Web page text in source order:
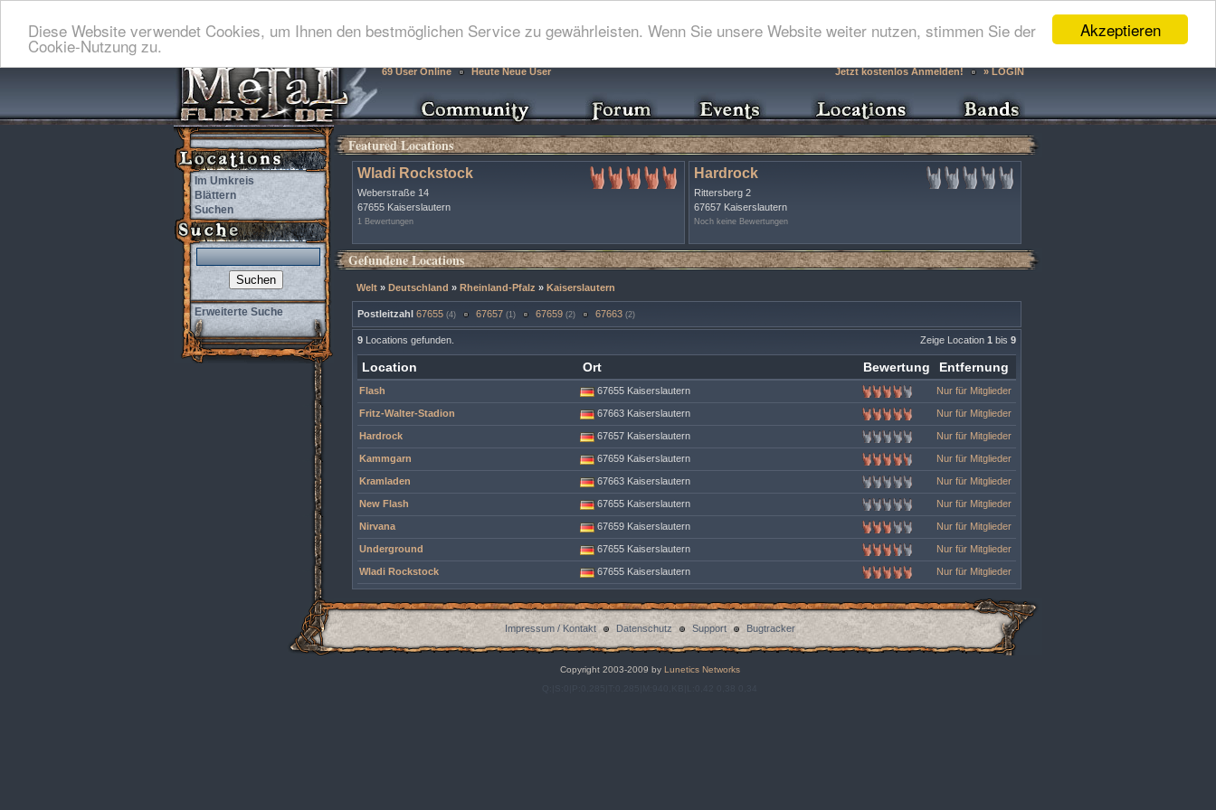
Akzeptieren
Diese Website verwendet Cookies, um Ihnen den bestmöglichen Service zu gewährleisten. Wenn Sie unsere Website weiter nutzen, stimmen Sie der
Cookie-Nutzung zu.
69 User Online Heute Neue User Jetzt kostenlos Anmelden! » LOGIN
Im Umkreis
Blättern
Suchen
Erweiterte Suche
Featured Locations
Wladi Rockstock
Weberstraße 14
67655 Kaiserslautern
1 Bewertungen
Hardrock
Rittersberg 2
67657 Kaiserslautern
Noch keine Bewertungen
Gefundene Locations
Welt » Deutschland » Rheinland-Pfalz » Kaiserslautern
Postleitzahl 67655 (4) 67657 (1) 67659 (2) 67663 (2)
Zeige Location 1 bis 9
9 Locations gefunden.
Location Ort Bewertung Entfernung
Flash 67655 Kaiserslautern Nur für Mitglieder
Fritz-Walter-Stadion 67663 Kaiserslautern Nur für Mitglieder
Hardrock 67657 Kaiserslautern Nur für Mitglieder
Kammgarn 67659 Kaiserslautern Nur für Mitglieder
Kramladen 67663 Kaiserslautern Nur für Mitglieder
New Flash 67655 Kaiserslautern Nur für Mitglieder
Nirvana 67659 Kaiserslautern Nur für Mitglieder
Underground 67655 Kaiserslautern Nur für Mitglieder
Wladi Rockstock 67655 Kaiserslautern Nur für Mitglieder
Impressum / Kontakt Datenschutz Support Bugtracker
Copyright 2003-2009 byLunetics Networks